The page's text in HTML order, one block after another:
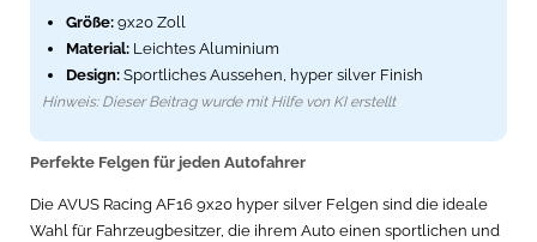
Größe: 9x20 Zoll
Material: Leichtes Aluminium
Design: Sportliches Aussehen, hyper silver Finish
Hinweis: Dieser Beitrag wurde mit Hilfe von KI erstellt
Perfekte Felgen für jeden Autofahrer
Die AVUS Racing AF16 9x20 hyper silver Felgen sind die ideale
Wahl für Fahrzeugbesitzer, die ihrem Auto einen sportlichen und